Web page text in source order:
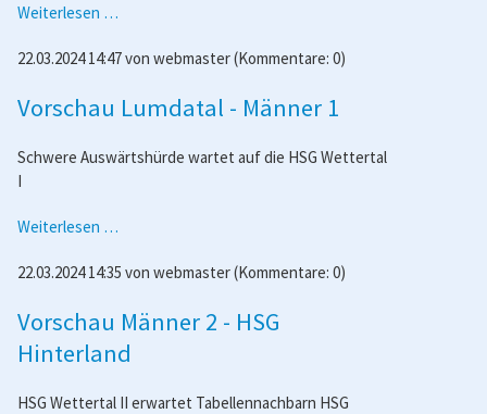
Weiterlesen …
2
HSG
22.03.2024 14:47von webmaster(Kommentare: 0)
Vorschau Lumdatal - Männer 1
Schwere Auswärtshürde wartet auf die HSG Wettertal
I
Weiterlesen …
-
1
22.03.2024 14:35 von webmaster(Kommentare: 0)
Vorschau Männer 2 - HSG
Hinterland
HSG Wettertal II erwartet Tabellennachbarn HSG